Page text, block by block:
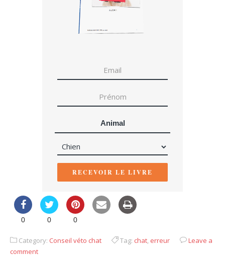
Animal
RECEVOIR LE LIVRE
0 0 0
Category: Conseil véto chat Tag: chat, erreur
Leave a
comment